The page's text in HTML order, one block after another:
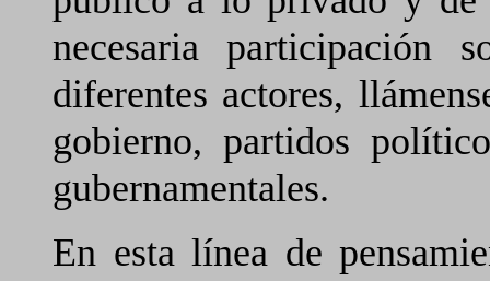
necesaria participación
diferentes actores,
gobierno, partidos
gubernamentales.
En esta línea de